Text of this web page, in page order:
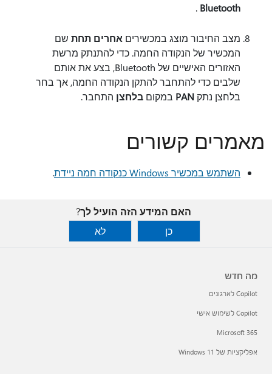
Bluetooth
.
מצב החיבור מוצג במכשירים אחרים תחת שם
המכשיר של הנקודה החמה. כדי להתנתק מרשת
האזורים האישיים של Bluetooth, בצע את אותם
שלבים כדי להתחבר להתקן הנקודה החמה, אך בחר
בלחצן נתק PAN במקום בלחצן התחבר.
מאמרים קשורים
השתמש במכשיר Windows כנקודה חמה ניידת .
האם המידע הזה הועיל לך?
כן
לא
מה חדש
Copilot לארגונים
Copilot לשימוש אישי
Microsoft 365
אפליקציות של Windows 11‏